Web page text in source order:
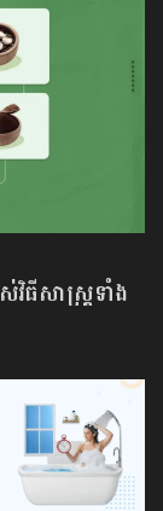
វិធីសាស្រ្តទាំង